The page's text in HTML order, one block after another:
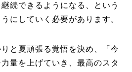
続できるようになる、という
にしていく必要があります。
と夏頑張る覚悟を決め、「今
量を上げていき、最高のスタ